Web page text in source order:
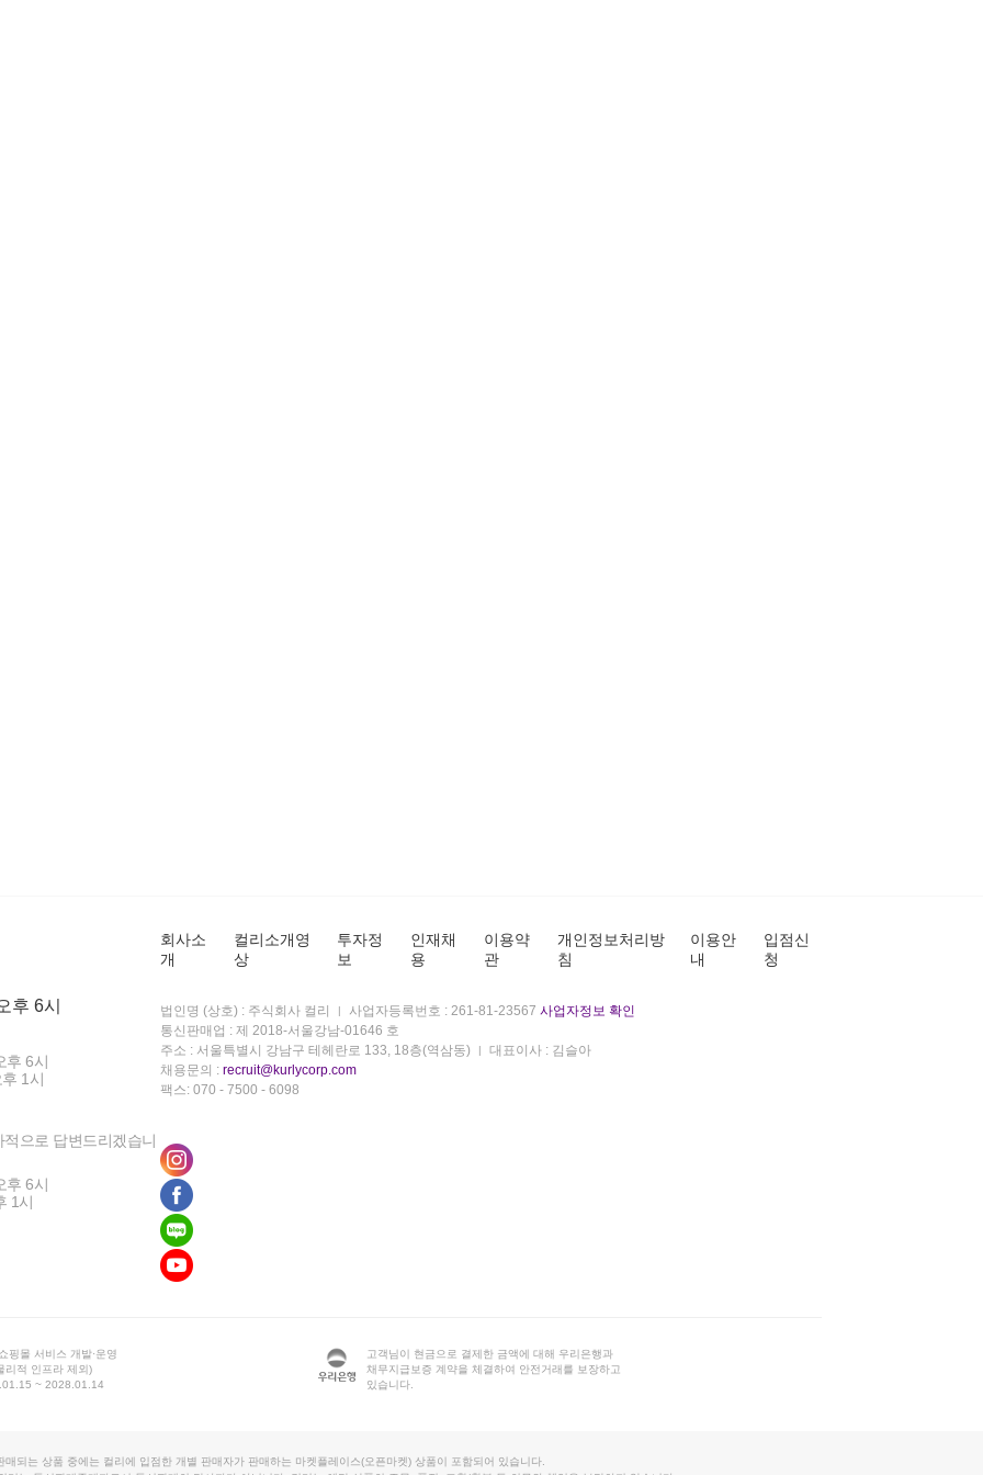
후 6시
후 6시
1시
으로 답변드리겠습니
후 6시
1시
회사소
개
컬리소개영
상
투자정
보
인재채
용
이용약
관
개인정보처리방
침
이용안
내
입점신
청
법인명 (상호) : 주식회사 컬리 사업자등록번호 : 261-81-23567 사업자정보 확인
통신판매업 : 제 2018-서울강남-01646 호
주소 : 서울특별시 강남구 테헤란로 133, 18층(역삼동)
대표이사 : 김슬아
채용문의 : recruit@kurlycorp.com
팩스: 070 - 7500 - 6098
핑몰 서비스 개발·운영
리적 인프라 제외)
~ 2028.01.14
고객님이 현금으로 결제한 금액에 대해 우리은행과
채무지급보증 계약을 체결하여 안전거래를 보장하고
있습니다.
매되는 상품 중에는 컬리에 입점한 개별 판매자가 판매하는 마켓플레이스(오픈마켓) 상품이 포함되어 있습니다.